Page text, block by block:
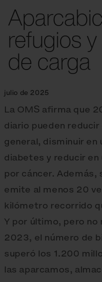
refugios
de carga
julio de 2025
La OMS afirma que
diario pueden
general, disminuir
diabetes y reducir
por cáncer. Además,
emite al menos 20
kilómetro recorrido
Y por último, pero
2023, el número de
superó los 1.200
las aparcamos,